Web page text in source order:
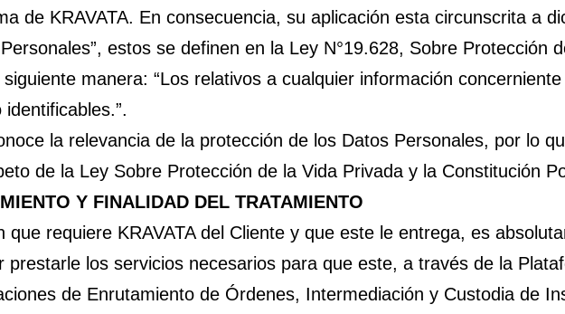
de KRAVATA. En consecuencia, su aplicación esta circunscrita a
estos se definen en la Ley N°19.628, Sobre Protección
manera: “Los relativos a cualquier información
la relevancia de la protección de los Datos Personales, por lo
de la Ley Sobre Protección de la Vida Privada y la Constitución
Y FINALIDAD DEL TRATAMIENTO
que requiere KRAVATA del Cliente y que este le entrega, es
prestarle los servicios necesarios para que este, a través de la
de Enrutamiento de Órdenes, Intermediación y Custodia de